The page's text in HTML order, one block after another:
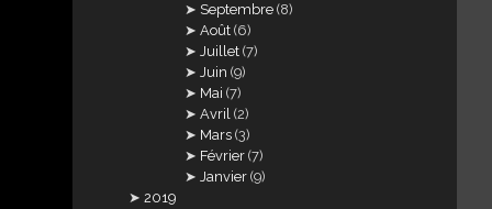
Septembre (8)
Août (6)
Juillet (7)
Juin (9)
Mai (7)
Avril (2)
Mars (3)
Février (7)
Janvier (9)
2019